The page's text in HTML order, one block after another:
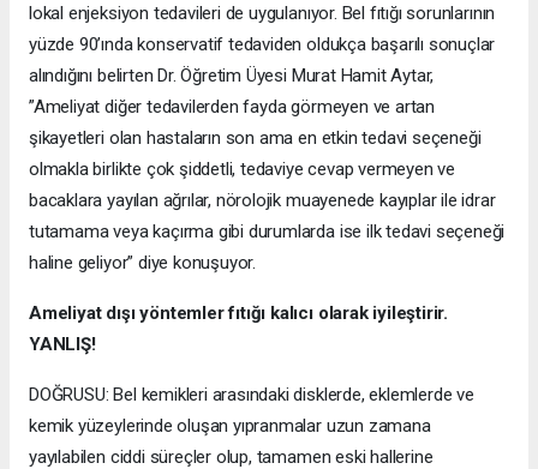
lokal enjeksiyon tedavileri de uygulanıyor. Bel fıtığı sorunlarının
yüzde 90’ında konservatif tedaviden oldukça başarılı sonuçlar
alındığını belirten Dr. Öğretim Üyesi Murat Hamit Aytar,
”Ameliyat diğer tedavilerden fayda görmeyen ve artan
şikayetleri olan hastaların son ama en etkin tedavi seçeneği
olmakla birlikte çok şiddetli, tedaviye cevap vermeyen ve
bacaklara yayılan ağrılar, nörolojik muayenede kayıplar ile idrar
tutamama veya kaçırma gibi durumlarda ise ilk tedavi seçeneği
haline geliyor” diye konuşuyor.
Ameliyat dışı yöntemler fıtığı kalıcı olarak iyileştirir.
YANLIŞ!
DOĞRUSU: Bel kemikleri arasındaki disklerde, eklemlerde ve
kemik yüzeylerinde oluşan yıpranmalar uzun zamana
yayılabilen ciddi süreçler olup, tamamen eski hallerine